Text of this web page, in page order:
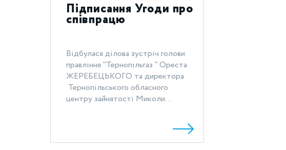
Підписання Угоди про
співпрацю
Відбулася ділова зустріч голови
правління "Тернопільгаз " Ореста
ЖЕРЕБЕЦЬКОГО та директора
Тернопільського обласного
центру зайнятості Миколи...